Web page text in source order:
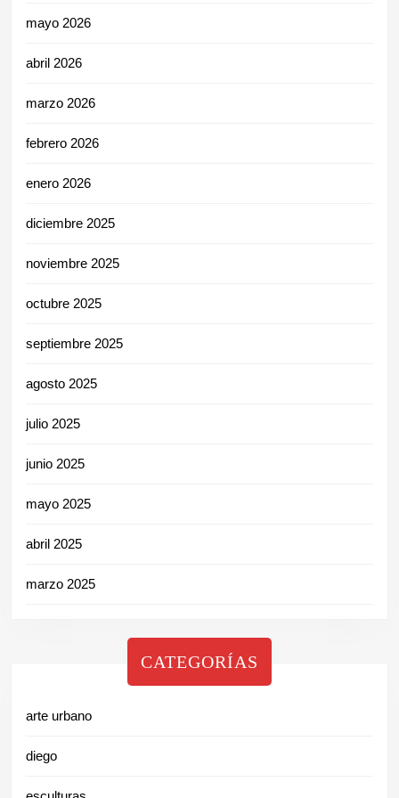
mayo 2026
abril 2026
marzo 2026
febrero 2026
enero 2026
diciembre 2025
noviembre 2025
octubre 2025
septiembre 2025
agosto 2025
julio 2025
junio 2025
mayo 2025
abril 2025
marzo 2025
CATEGORÍAS
arte urbano
diego